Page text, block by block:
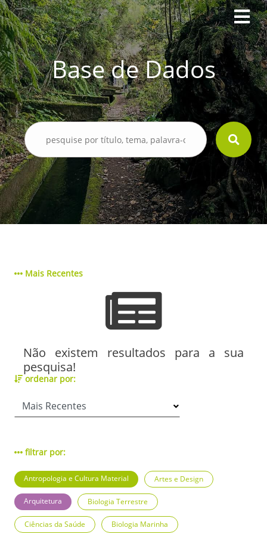
Base de Dados
Mais Recentes
Não existem resultados para a sua
pesquisa!
ordenar por:
filtrar por:
Antropologia e Cultura Material Artes e Design
Arquitetura Biologia Terrestre
Ciências da Saúde Biologia Marinha